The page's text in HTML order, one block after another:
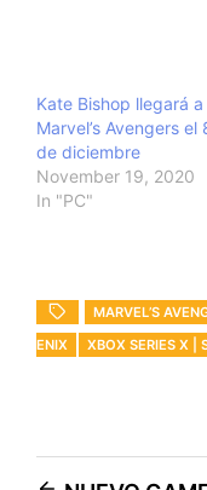
Kate Bishop llegará a
Marvel’s Avengers el
de diciembre
November 19, 2020
In "PC"
MARVEL’S
ENIX
XBOX SERIES X |